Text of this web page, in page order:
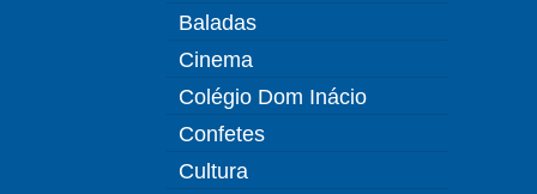
Baladas
Cinema
Colégio Dom Inácio
Confetes
Cultura